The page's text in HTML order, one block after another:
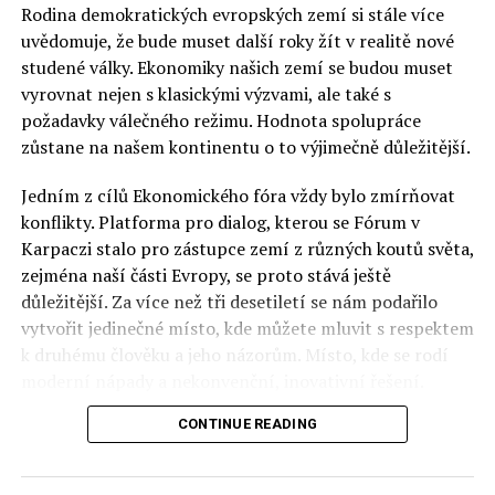
Rodina demokratických evropských zemí si stále více
uvědomuje, že bude muset další roky žít v realitě nové
studené války. Ekonomiky našich zemí se budou muset
vyrovnat nejen s klasickými výzvami, ale také s
požadavky válečného režimu. Hodnota spolupráce
zůstane na našem kontinentu o to výjimečně důležitější.
Jedním z cílů Ekonomického fóra vždy bylo zmírňovat
konflikty. Platforma pro dialog, kterou se Fórum v
Karpaczi stalo pro zástupce zemí z různých koutů světa,
zejména naší části Evropy, se proto stává ještě
důležitější. Za více než tři desetiletí se nám podařilo
vytvořit jedinečné místo, kde můžete mluvit s respektem
k druhému člověku a jeho názorům. Místo, kde se rodí
Polsko musí mít instituce, jejichž horizont činnosti je
politický tým. Pouze to vám dává šanci skutečně řešit
CONTINUE READING